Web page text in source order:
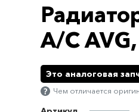
A/C
Это аналоговая
Чем отличается